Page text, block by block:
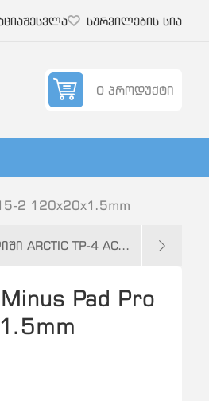
შესვლა სურვილების სია
0 პროდუქტი
2 120x20x1.5mm
ARCTIC TP-4 AC...
Pad Pro